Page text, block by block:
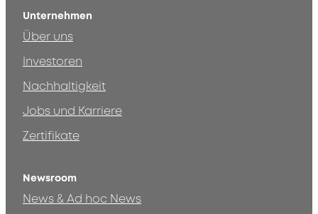
Unternehmen
Über uns
Investoren
Nachhaltigkeit
Jobs und Karriere
Zertifikate
Newsroom
News & Ad hoc News